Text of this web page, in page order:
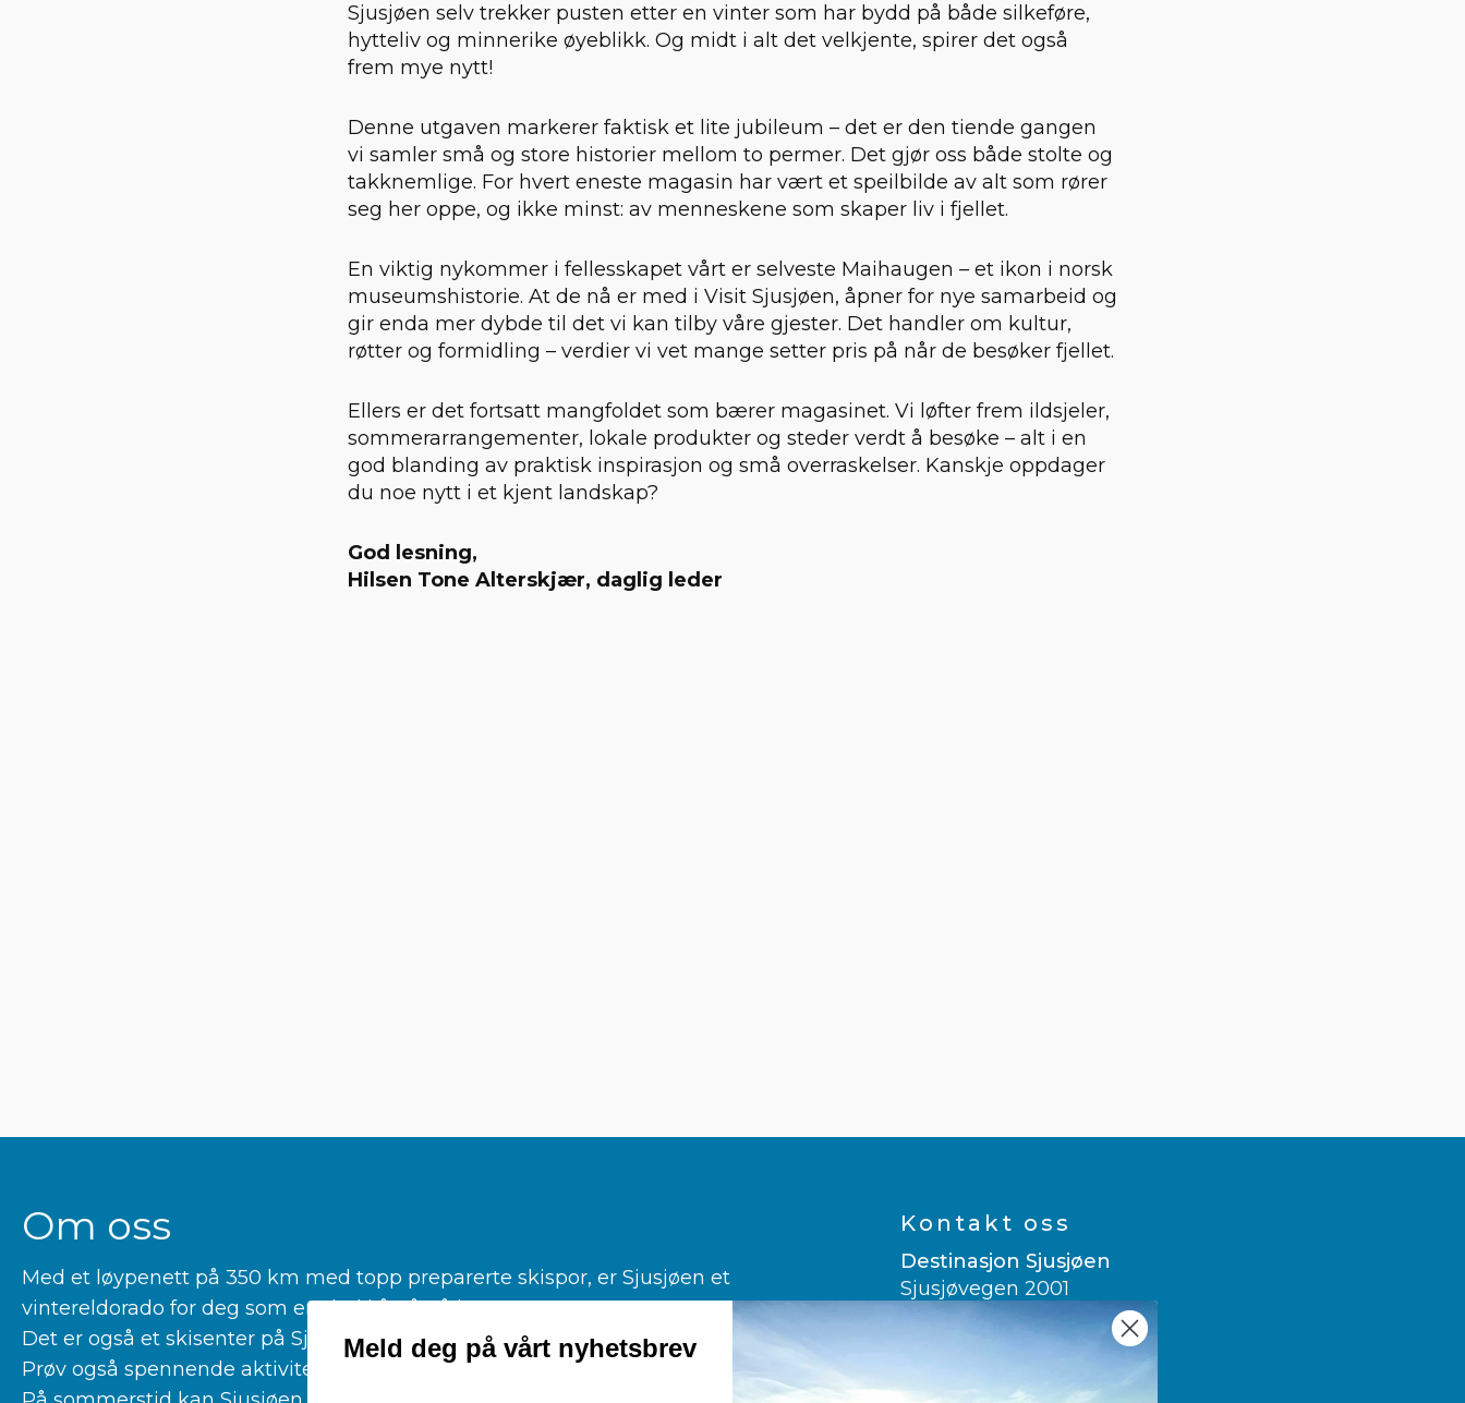
Sjusjøen selv trekker pusten etter en vinter som har bydd på både silkeføre,
hytteliv og minnerike øyeblikk. Og midt i alt det velkjente, spirer det også
frem mye nytt!
Denne utgaven markerer faktisk et lite jubileum – det er den tiende gangen
vi samler små og store historier mellom to permer. Det gjør oss både stolte og
takknemlige. For hvert eneste magasin har vært et speilbilde av alt som rører
seg her oppe, og ikke minst: av menneskene som skaper liv i fjellet.
En viktig nykommer i fellesskapet vårt er selveste Maihaugen – et ikon i norsk
museumshistorie. At de nå er med i Visit Sjusjøen, åpner for nye samarbeid og
gir enda mer dybde til det vi kan tilby våre gjester. Det handler om kultur,
røtter og formidling – verdier vi vet mange setter pris på når de besøker fjellet.
Ellers er det fortsatt mangfoldet som bærer magasinet. Vi løfter frem ildsjeler,
sommerarrangementer, lokale produkter og steder verdt å besøke – alt i en
god blanding av praktisk inspirasjon og små overraskelser. Kanskje oppdager
du noe nytt i et kjent landskap?
God lesning,
Hilsen Tone Alterskjær, daglig leder
Om oss
Med et løypenett på 350 km med topp preparerte skispor, er Sjusjøen et
vintereldorado for deg som er glad i å gå på langrenn.
Det er også et skisenter på Sjusjøen for deg som er glad i alpint.
Prøv også spennende aktiviteter som kiting, hundekjøring og kanefart!
Kontakt oss
Destinasjon Sjusjøen
Sjusjøvegen 2001
2612 Sjusjøen
post@visitsjusjoen.no
Meld deg på vårt nyhetsbrev